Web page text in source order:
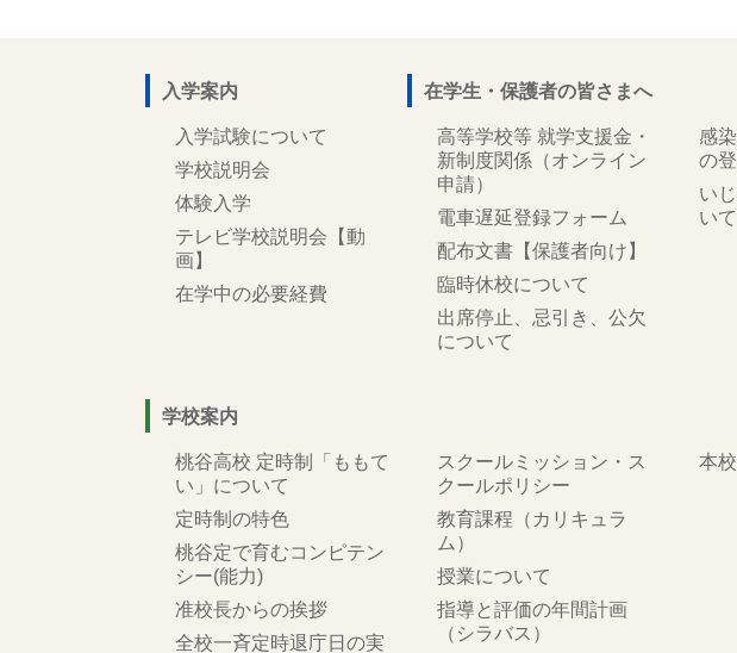
入学案内
入学試験について
学校説明会
体験入学
テレビ学校説明会【動
画】
在学中の必要経費
在学生・保護者の皆さまへ
高等学校等 就学支援金・
新制度関係（オンライン
申請）
電車遅延登録フォーム
配布文書【保護者向け】
臨時休校について
出席停止、忌引き、公欠
について
感
の
い
いて
学校案内
桃谷高校 定時制「ももて
い」について
定時制の特色
桃谷定で育むコンピテン
シー(能力)
准校長からの挨拶
全校一斉定時退庁日の実
スクールミッション・ス
クールポリシー
教育課程（カリキュラ
ム）
授業について
指導と評価の年間計画
（シラバス）
本